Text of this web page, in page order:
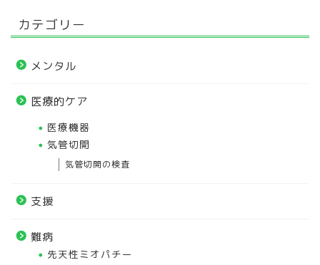
カテゴリー
メンタル
医療的ケア
医療機器
気管切開
気管切開の検査
支援
難病
先天性ミオパチー